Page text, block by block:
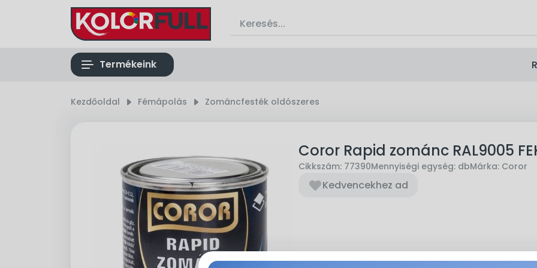
list Termékeink
Kezdőoldal right_small Fémápolás right_small Zománcfesték oldószeres
Coror Rapid zománc RAL9005
Cikkszám: 77390Mennyiségi egység: dbMárka: Coror
Kedvencekhez ad